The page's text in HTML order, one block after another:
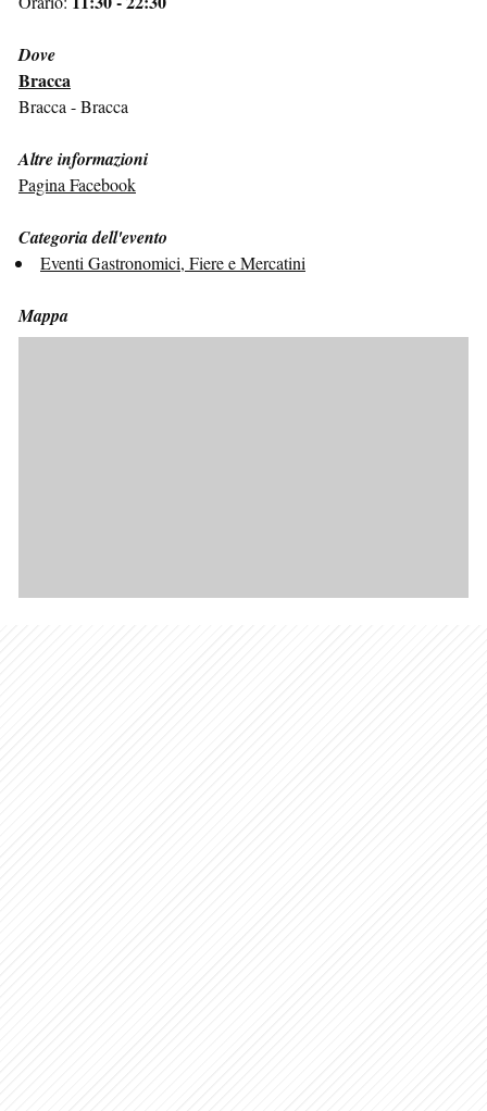
Dove
Bracca
Bracca - Bracca
Altre informazioni
Pagina Facebook
Categoria dell'evento
Eventi Gastronomici, Fiere e Mercatini
Mappa